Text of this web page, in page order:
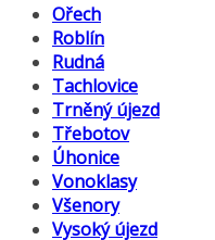
Ořech
Roblín
Rudná
Tachlovice
Trněný újezd
Třebotov
Úhonice
Vonoklasy
Všenory
Vysoký újezd